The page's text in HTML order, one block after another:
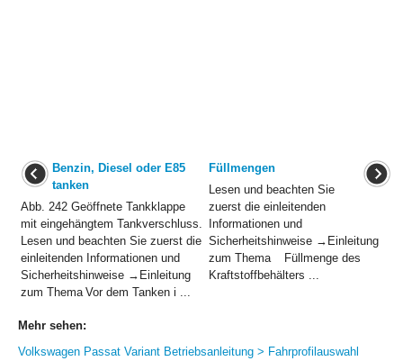
Benzin, Diesel oder E85
tanken
Abb. 242 Geöffnete Tankklappe
mit eingehängtem Tankverschluss.
Lesen und beachten Sie zuerst die
einleitenden Informationen und
Sicherheitshinweise →Einleitung
zum Thema Vor dem Tanken i ...
Füllmengen
Lesen und beachten Sie
zuerst die einleitenden
Informationen und
Sicherheitshinweise →Einleitung
zum Thema Füllmenge des
Kraftstoffbehälters ...
Mehr sehen:
Volkswagen Passat Variant Betriebsanleitung > Fahrprofilauswahl